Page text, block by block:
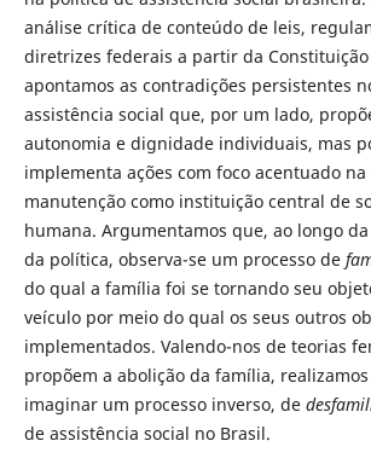
análise crítica de conteúdo de leis,
diretrizes federais a partir da Constituição
apontamos as contradições persistentes
assistência social que, por um lado,
autonomia e dignidade individuais, mas
implementa ações com foco acentuado
manutenção como instituição central de
humana. Argumentamos que, ao longo
da política, observa-se um processo de
do qual a família foi se tornando seu
veículo por meio do qual os seus outros
implementados. Valendo-nos de teorias
propõem a abolição da família,
imaginar um processo inverso, de
de assistência social no Brasil.